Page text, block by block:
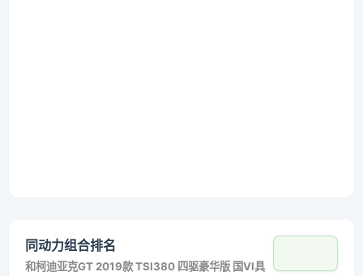
同动力组合排名
和柯迪亚克GT 2019款 TSI380 四驱豪华版 国VI具